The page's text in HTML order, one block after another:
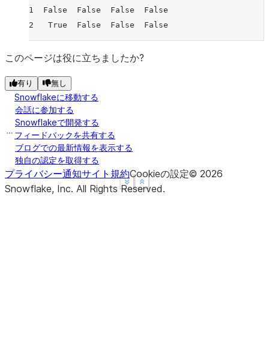
Show less
See more
1  False  False  False  False
2   True  False  False  False
Show less
See more
このページは役に立ちましたか?
有り 無し
Snowflakeに移動する
会話に参加する
Snowflakeで開発する
フィードバックを共有する
ブログでの最新情報を表示する
独自の認定を取得する
プライバシー通知サイト規約Cookieの設定© 2026
Snowflake, Inc. All Rights Reserved.